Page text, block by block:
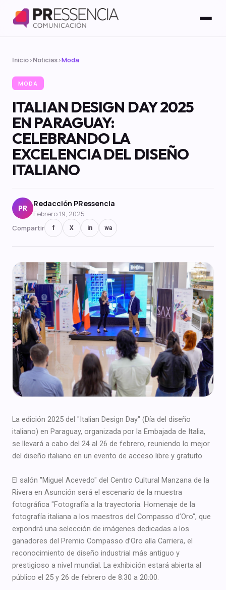
Inicio› Noticias›Moda
MODA
ITALIAN DESIGN DAY 2025
EN PARAGUAY:
CELEBRANDO LA
EXCELENCIA DEL DISEÑO
ITALIANO
PR
Redacción PRessencia
Febrero 19, 2025
Compartir
f X in wa
La edición 2025 del "Italian Design Day" (Día del diseño
italiano) en Paraguay, organizada por la Embajada de Italia,
se llevará a cabo del 24 al 26 de febrero, reuniendo lo mejor
del diseño italiano en un evento de acceso libre y gratuito.
El salón "Miguel Acevedo" del Centro Cultural Manzana de la
Rivera en Asunción será el escenario de la muestra
fotográfica "Fotografía a la trayectoria. Homenaje de la
fotografía italiana a los maestros del Compasso d’Oro", que
expondrá una selección de imágenes dedicadas a los
ganadores del Premio Compasso d’Oro alla Carriera, el
reconocimiento de diseño industrial más antiguo y
prestigioso a nivel mundial. La exhibición estará abierta al
público el 25 y 26 de febrero de 8:30 a 20:00.